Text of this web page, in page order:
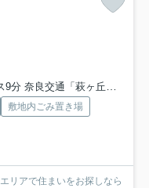
交通「萩ヶ丘町」 停歩6分
敷地内ごみ置き場
リアで住まいをお探しなら